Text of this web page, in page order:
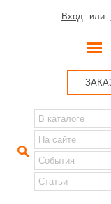
Вход или